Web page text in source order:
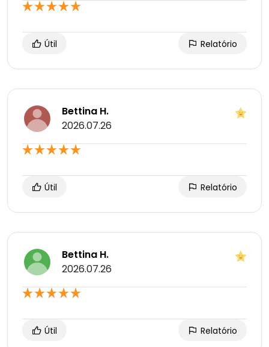
Útil Relatório
Bettina H.
2026.07.26
Útil Relatório
Bettina H.
2026.07.26
Útil Relatório